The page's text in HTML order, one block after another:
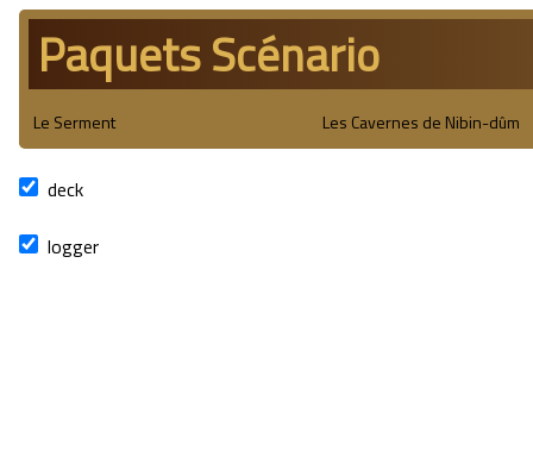
Paquets Scénario
Le Serment Les Cavernes de Nibin-dûm
deck
logger